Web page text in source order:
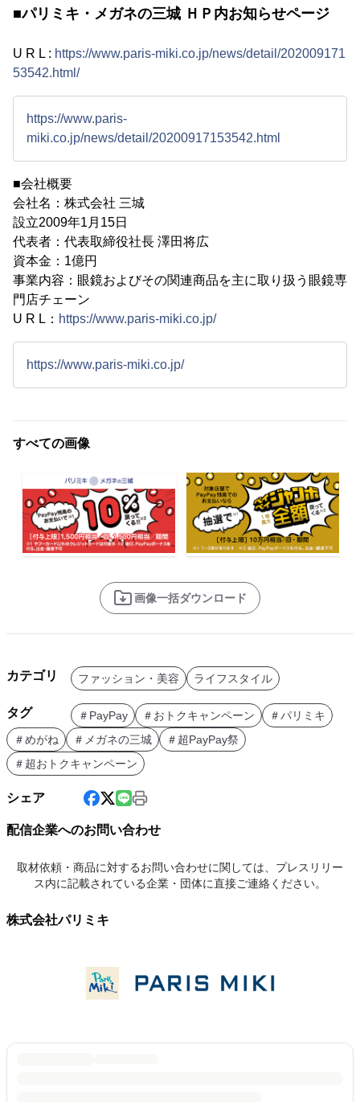
■パリミキ・メガネの三城 ＨＰ内お知らせページ
U R L : https://www.paris-miki.co.jp/news/detail/202009171
53542.html/
https://www.paris-
miki.co.jp/news/detail/20200917153542.html
■会社概要
会社名：株式会社 三城
設立2009年1月15日
代表者：代表取締役社長 澤田将広
資本金：1億円
事業内容：眼鏡およびその関連商品を主に取り扱う眼鏡専
門店チェーン
U R L： https://www.paris-miki.co.jp/
https://www.paris-miki.co.jp/
すべての画像
画像一括ダウンロード
カテゴリ ファッション・美容 ライフスタイル
タグ ＃PayPay ＃おトクキャンペーン
＃パリミキ
＃めがね
＃メガネの三城
＃超PayPay祭
＃超おトクキャンペーン
シェア
配信企業へのお問い合わせ
取材依頼・商品に対するお問い合わせに関しては、プレスリリー
ス内に記載されている企業・団体に直接ご連絡ください。
株式会社パリミキ